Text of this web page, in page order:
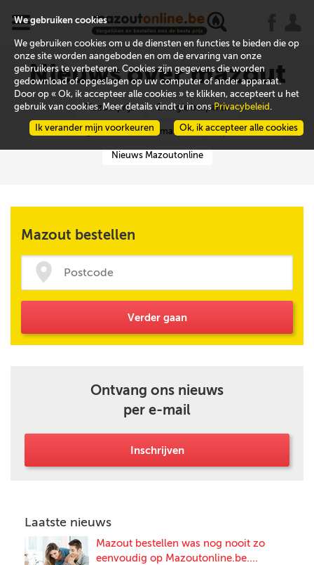
x
Nieuws over mazout
Mazoutprijs Energie besparen
Verwarmingsinstallatie voor mazout Tips en advies
Nieuws Mazoutonline
Mazout bestellen
Verder gaan
Ontvang ons nieuws
per e-mail
Inschrijven
Laatste nieuws
Mazout bestellen was nog nooit zo
eenvoudig op Mazoutonline.be....
We gebruiken cookies
We gebruiken cookies om u de diensten en functies te bieden die op
onze site worden aangeboden en om de ervaring van onze
gebruikers te verbeteren. Cookies zijn gegevens die worden
gedownload of opgeslagen op uw computer of ander apparaat.
Door op « Ok, ik accepteer alle cookies » te klikken, accepteert u het
gebruik van cookies. Meer details vindt u in onsPrivacybeleid .
Ok, ik accepteer alle cookies
Ik verander mijn voorkeuren